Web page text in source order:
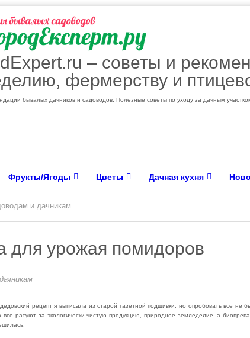
– cоветы и
фермерству и
бывалых дачников и садоводов. Полезные советы по уходу за дачным
Фрукты/Ягоды Цветы Дачная кухня
и дачникам
для урожая помидоров
рецепт я выписала из старой газетной подшивки, но опробовать все не
все ратуют за экологически чистую продукцию, природное земледелие, а